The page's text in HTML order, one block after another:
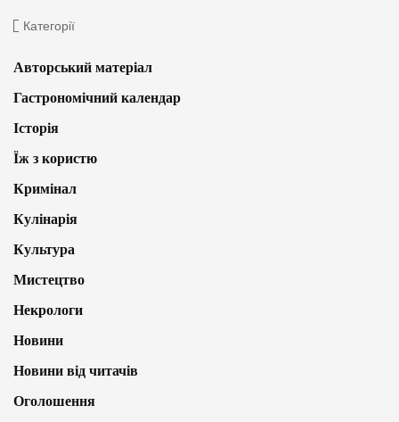
Категорії
Авторський матеріал
Гастрономічний календар
Історія
Їж з користю
Кримінал
Кулінарія
Культура
Мистецтво
Некрологи
Новини
Новини від читачів
Оголошення